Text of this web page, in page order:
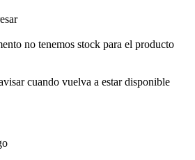
no tenemos stock para el producto
cuando vuelva a estar disponible